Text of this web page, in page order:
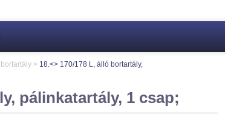
> 18.<> 170/178 L, álló bortartály,
pálinkatartály, 1 csap;